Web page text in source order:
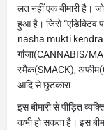
लत नहीं एक बीमारी है।
हुआ है। जिसे “एडिक्टिव
nasha mukti kendra
गांजा(CANNABIS/
स्मैक(SMACK),
आदि से छुटकारा
इस बीमारी से पीड़ित
कभी हो सकता है। इस